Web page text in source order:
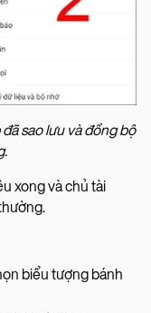
sao lưu và đồng bộ
xong và chủ tài
biểu tượng bánh